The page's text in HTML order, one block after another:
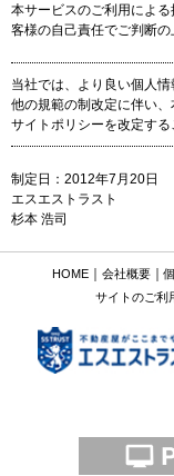
本サービスのご利用によ
客様の自己責任でご判断の
当社では、より良い個人
他の規範の制改定に伴い
サイトポリシーを改定する
制定日：2012年7月20日
エスエストラスト
杉本 浩司
HOME｜ 会社概要｜
サイトのご利